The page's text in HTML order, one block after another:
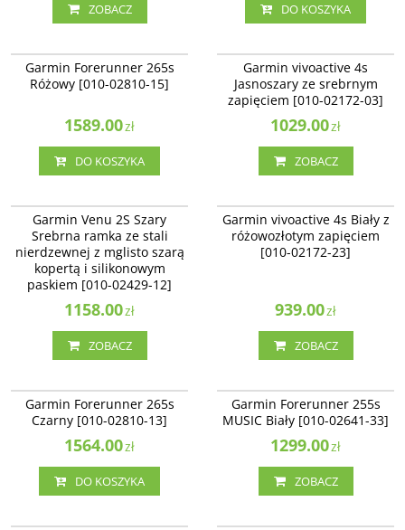
ZOBACZ DO KOSZYKA
NOWOŚĆ
Garmin Forerunner 265s
Różowy [010-02810-15]
1589.00zł
DO KOSZYKA
Garmin vivoactive 4s
Jasnoszary ze srebrnym
zapięciem [010-02172-03]
1029.00zł
ZOBACZ
Garmin Venu 2S Szary
Srebrna ramka ze stali
nierdzewnej z mglisto szarą
kopertą i silikonowym
paskiem [010-02429-12]
1158.00zł
ZOBACZ
Garmin vivoactive 4s Biały z
różowozłotym zapięciem
[010-02172-23]
939.00zł
ZOBACZ
NOWOŚĆ
Garmin Forerunner 265s
Czarny [010-02810-13]
1564.00zł
DO KOSZYKA
Garmin Forerunner 255s
MUSIC Biały [010-02641-33]
1299.00zł
ZOBACZ